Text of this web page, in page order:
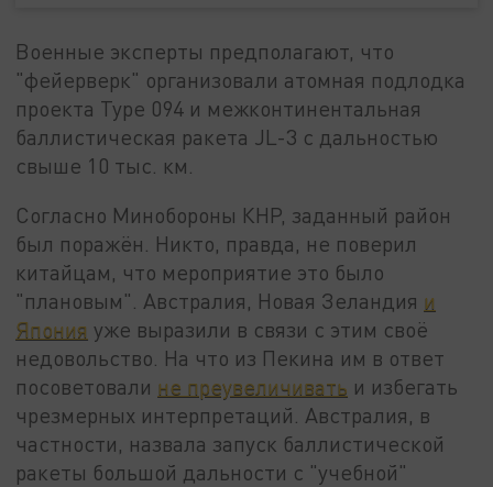
Военные эксперты предполагают, что
"фейерверк" организовали атомная подлодка
проекта Type 094 и межконтинентальная
баллистическая ракета JL-3 с дальностью
свыше 10 тыс. км.
Согласно Минобороны КНР, заданный район
был поражён. Никто, правда, не поверил
китайцам, что мероприятие это было
"плановым". Австралия, Новая Зеландия и
Япония уже выразили в связи с этим своё
недовольство. На что из Пекина им в ответ
посоветовали не преувеличивать и избегать
чрезмерных интерпретаций. Австралия, в
частности, назвала запуск баллистической
ракеты большой дальности с "учебной"